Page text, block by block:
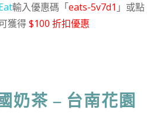
輸入優惠碼「eats-5v7d1 」或點
獲得$100 折扣優惠
奶茶 – 台南花園